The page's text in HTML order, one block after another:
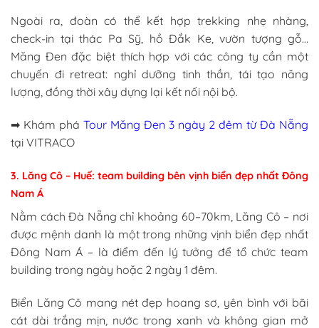
Ngoài ra, đoàn có thể kết hợp trekking nhẹ nhàng,
check-in tại thác Pa Sỹ, hồ Đắk Ke, vườn tượng gỗ…
Măng Đen đặc biệt thích hợp với các công ty cần một
chuyến đi retreat: nghỉ dưỡng tinh thần, tái tạo năng
lượng, đồng thời xây dựng lại kết nối nội bộ.
➡ Khám phá Tour Măng Đen 3 ngày 2 đêm từ Đà Nẵng
tại VITRACO
3. Lăng Cô – Huế: team building bên vịnh biển đẹp nhất Đông
Nam Á
Nằm cách Đà Nẵng chỉ khoảng 60–70km, Lăng Cô – nơi
được mệnh danh là một trong những vịnh biển đẹp nhất
Đông Nam Á – là điểm đến lý tưởng để tổ chức team
building trong ngày hoặc 2 ngày 1 đêm.
Biển Lăng Cô mang nét đẹp hoang sơ, yên bình với bãi
cát dài trắng mịn, nước trong xanh và không gian mở